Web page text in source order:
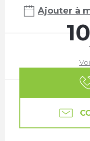
Ajouter à